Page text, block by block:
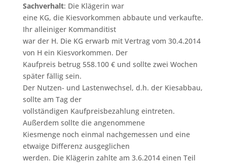
Sachverhalt: Die Klägerin war
eine KG, die Kiesvorkommen abbaute und verkaufte.
Ihr alleiniger Kommanditist
war der H. Die KG erwarb mit Vertrag vom 30.4.2014
von H ein Kiesvorkommen. Der
Kaufpreis betrug 558.100 € und sollte zwei Wochen
später fällig sein.
Der Nutzen- und Lastenwechsel, d.h. der Kiesabbau,
sollte am Tag der
vollständigen Kaufpreisbezahlung eintreten.
Außerdem sollte die angenommene
Kiesmenge noch einmal nachgemessen und eine
etwaige Differenz ausgeglichen
werden. Die Klägerin zahlte am 3.6.2014 einen Teil